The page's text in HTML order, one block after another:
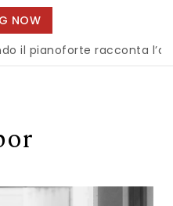
navigation
NOW
pianoforte racconta